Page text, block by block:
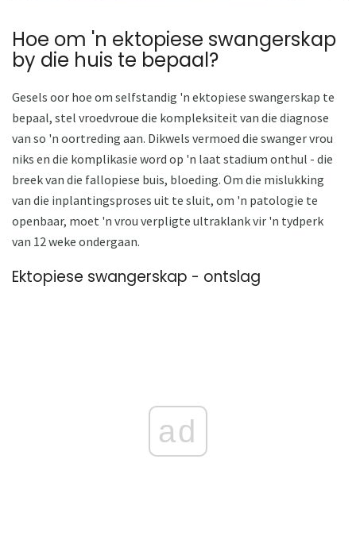
Hoe om 'n ektopiese swangerskap
by die huis te bepaal?
Gesels oor hoe om selfstandig 'n ektopiese swangerskap te
bepaal, stel vroedvroue die kompleksiteit van die diagnose
van so 'n oortreding aan. Dikwels vermoed die swanger vrou
niks en die komplikasie word op 'n laat stadium onthul - die
breek van die fallopiese buis, bloeding. Om die mislukking
van die inplantingsproses uit te sluit, om 'n patologie te
openbaar, moet 'n vrou verpligte ultraklank vir 'n tydperk
van 12 weke ondergaan.
Ektopiese swangerskap - ontslag
ad